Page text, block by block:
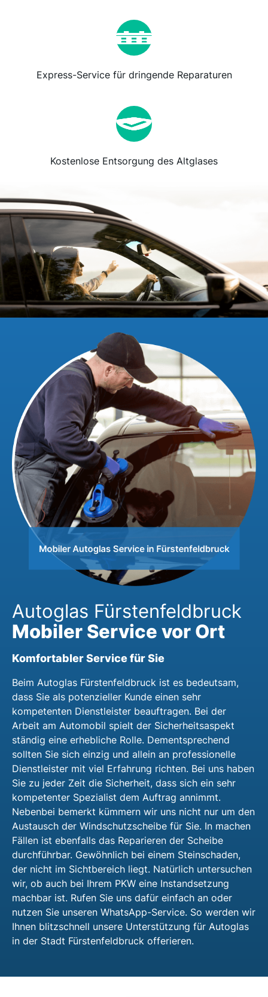
Express-Service für dringende Reparaturen
Kostenlose Entsorgung des Altglases
Autoglas Fürstenfeldbruck
Mobiler Service vor Ort
Komfortabler Service für Sie
Beim Autoglas Fürstenfeldbruck ist es bedeutsam,
dass Sie als potenzieller Kunde einen sehr
kompetenten Dienstleister beauftragen. Bei der
Arbeit am Automobil spielt der Sicherheitsaspekt
ständig eine erhebliche Rolle. Dementsprechend
sollten Sie sich einzig und allein an professionelle
Dienstleister mit viel Erfahrung richten. Bei uns haben
Sie zu jeder Zeit die Sicherheit, dass sich ein sehr
kompetenter Spezialist dem Auftrag annimmt.
Nebenbei bemerkt kümmern wir uns nicht nur um den
Austausch der Windschutzscheibe für Sie. In machen
Fällen ist ebenfalls das Reparieren der Scheibe
durchführbar. Gewöhnlich bei einem Steinschaden,
der nicht im Sichtbereich liegt. Natürlich untersuchen
wir, ob auch bei Ihrem PKW eine Instandsetzung
machbar ist. Rufen Sie uns dafür einfach an oder
nutzen Sie unseren WhatsApp-Service. So werden wir
Ihnen blitzschnell unsere Unterstützung für Autoglas
in der Stadt Fürstenfeldbruck offerieren.